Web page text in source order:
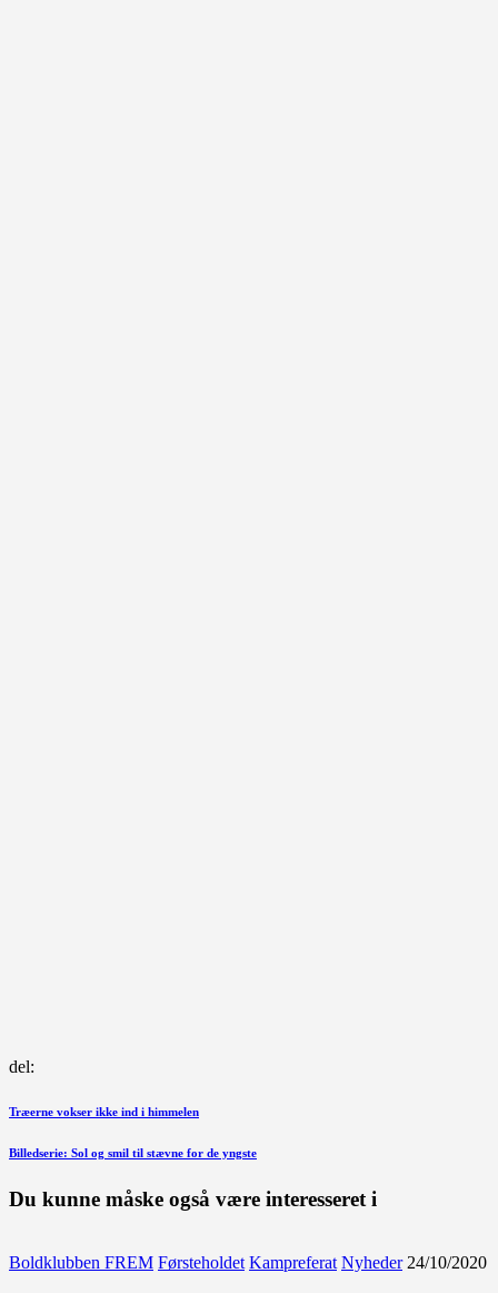
del:
Indlægsnavigation
Forrige
Træerne vokser ikke ind i himmelen
Næste
Billedserie: Sol og smil til stævne for de yngste
Du kunne måske også være interesseret i
Boldklubben FREM Førsteholdet Kampreferat Nyheder 24/10/2020